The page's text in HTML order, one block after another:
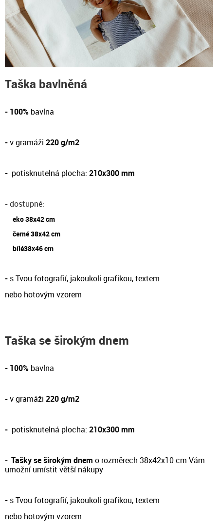
Taška bavlněná
- 100% bavlna
-v gramáži 220 g/m2
- potisknutelná plocha: 210x300 mm
-dostupné:
eko 38x42 cm
černé 38x42 cm
bílé38x46 cm
- s Tvou fotografií, jakoukoli grafikou, textem
nebo hotovým vzorem
Taška se širokým dnem
- 100% bavlna
-v gramáži 220 g/m2
- potisknutelná plocha: 210x300 mm
- Tašky se širokým dnem o rozměrech 38x42x10 cm Vám
umožní umístit větší nákupy
- s Tvou fotografií, jakoukoli grafikou, textem
nebo hotovým vzorem